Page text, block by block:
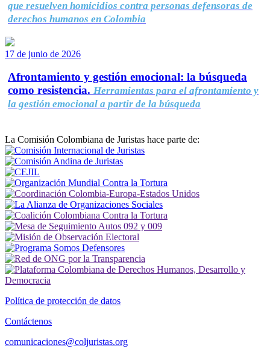
que resuelven homicidios contra personas defensoras de
derechos humanos en Colombia
17 de junio de 2026
Afrontamiento y gestión emocional: la búsqueda
como resistencia. Herramientas para el afrontamiento y
la gestión emocional a partir de la búsqueda
La Comisión Colombiana de Juristas hace parte de:
Política de protección de datos
Contáctenos
comunicaciones@coljuristas.org